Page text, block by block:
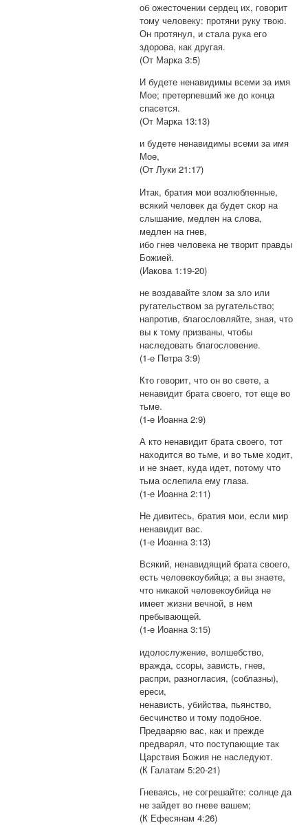
об ожесточении сердец их, говорит
тому человеку: протяни руку твою.
Он протянул, и стала рука его
здорова, как другая.
(От Марка 3:5)
И будете ненавидимы всеми за имя
Мое; претерпевший же до конца
спасется.
(От Марка 13:13)
и будете ненавидимы всеми за имя
Мое,
(От Луки 21:17)
Итак, братия мои возлюбленные,
всякий человек да будет скор на
слышание, медлен на слова,
медлен на гнев,
ибо гнев человека не творит правды
Божией.
(Иакова 1:19-20)
не воздавайте злом за зло или
ругательством за ругательство;
напротив, благословляйте, зная, что
вы к тому призваны, чтобы
наследовать благословение.
(1-е Петра 3:9)
Кто говорит, что он во свете, а
ненавидит брата своего, тот еще во
тьме.
(1-е Иоанна 2:9)
А кто ненавидит брата своего, тот
находится во тьме, и во тьме ходит,
и не знает, куда идет, потому что
тьма ослепила ему глаза.
(1-е Иоанна 2:11)
Не дивитесь, братия мои, если мир
ненавидит вас.
(1-е Иоанна 3:13)
Всякий, ненавидящий брата своего,
есть человекоубийца; а вы знаете,
что никакой человекоубийца не
имеет жизни вечной, в нем
пребывающей.
(1-е Иоанна 3:15)
идолослужение, волшебство,
вражда, ссоры, зависть, гнев,
распри, разногласия, (соблазны),
ереси,
ненависть, убийства, пьянство,
бесчинство и тому подобное.
Предваряю вас, как и прежде
предварял, что поступающие так
Царствия Божия не наследуют.
(К Галатам 5:20-21)
Гневаясь, не согрешайте: солнце да
не зайдет во гневе вашем;
(К Ефесянам 4:26)